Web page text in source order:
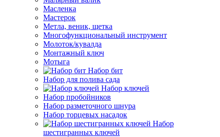
Масленка
Мастерок
Метла, веник, щетка
Многофункциональный инструмент
Молоток/кувалда
Монтажный ключ
Мотыга
Набор бит
Набор для полива сада
Набор ключей
Набор пробойников
Набор разметочного шнура
Набор торцевых насадок
Набор
шестигранных ключей